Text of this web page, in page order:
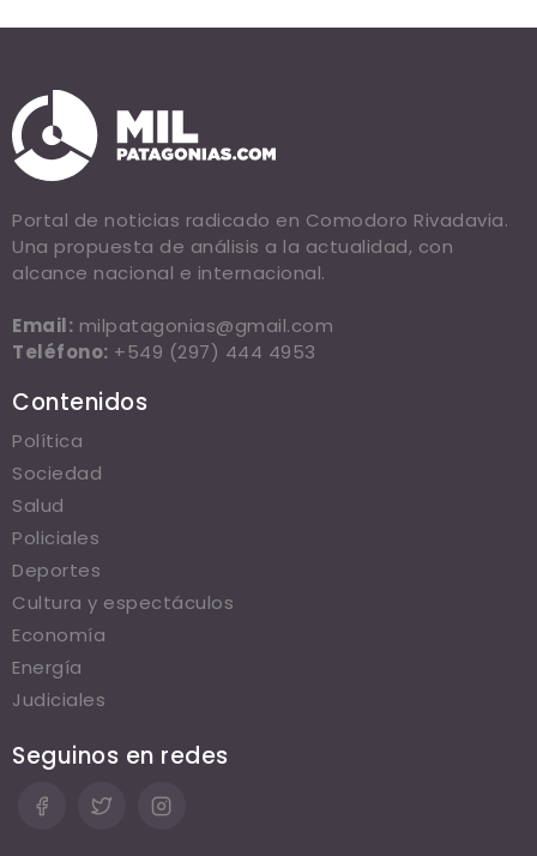
Portal de noticias radicado en Comodoro Rivadavia.
Una propuesta de análisis a la actualidad, con
alcance nacional e internacional.
Email: milpatagonias@gmail.com
Teléfono: +549 (297) 444 4953
Contenidos
Política
Sociedad
Salud
Policiales
Deportes
Cultura y espectáculos
Economía
Energía
Judiciales
Seguinos en redes